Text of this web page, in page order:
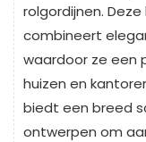
rolgordijnen.
combineert
waardoor ze een
huizen en
biedt een breed
ontwerpen om